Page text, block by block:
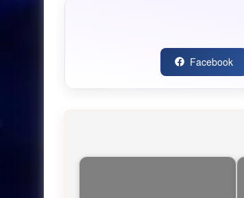
Facebook